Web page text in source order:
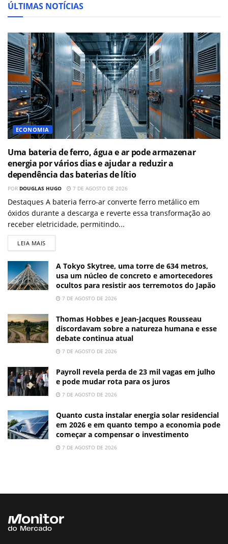
ÚLTIMAS NOTÍCIAS
ECONOMIA
Uma bateria de ferro, água e ar pode armazenar
energia por vários dias e ajudar a reduzir a
dependência das baterias de lítio
POR DOUGLAS HUGO 7 DE AGOSTO DE 2026
Destaques A bateria ferro-ar converte ferro metálico em
óxidos durante a descarga e reverte essa transformação ao
receber eletricidade, permitindo...
LEIA MAIS
A Tokyo Skytree, uma torre de 634 metros,
usa um núcleo de concreto e amortecedores
ocultos para resistir aos terremotos do Japão
7 DE AGOSTO DE 2026
Thomas Hobbes e Jean-Jacques Rousseau
discordavam sobre a natureza humana e esse
debate continua atual
7 DE AGOSTO DE 2026
Payroll revela perda de 23 mil vagas em julho
e pode mudar rota para os juros
7 DE AGOSTO DE 2026
Quanto custa instalar energia solar residencial
em 2026 e em quanto tempo a economia pode
começar a compensar o investimento
7 DE AGOSTO DE 2026